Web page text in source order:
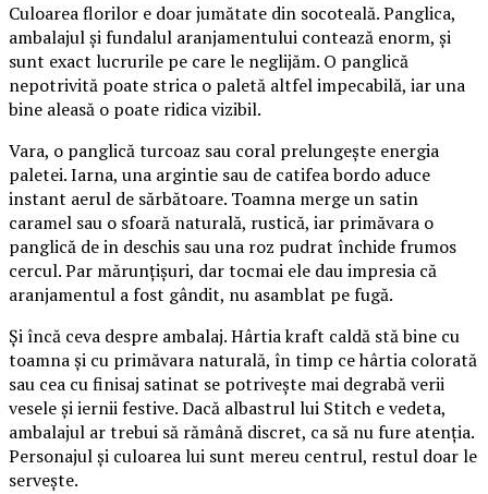
Culoarea florilor e doar jumătate din socoteală. Panglica,
ambalajul și fundalul aranjamentului contează enorm, și
sunt exact lucrurile pe care le neglijăm. O panglică
nepotrivită poate strica o paletă altfel impecabilă, iar una
bine aleasă o poate ridica vizibil.
Vara, o panglică turcoaz sau coral prelungește energia
paletei. Iarna, una argintie sau de catifea bordo aduce
instant aerul de sărbătoare. Toamna merge un satin
caramel sau o sfoară naturală, rustică, iar primăvara o
panglică de in deschis sau una roz pudrat închide frumos
cercul. Par mărunțișuri, dar tocmai ele dau impresia că
aranjamentul a fost gândit, nu asamblat pe fugă.
Și încă ceva despre ambalaj. Hârtia kraft caldă stă bine cu
toamna și cu primăvara naturală, în timp ce hârtia colorată
sau cea cu finisaj satinat se potrivește mai degrabă verii
vesele și iernii festive. Dacă albastrul lui Stitch e vedeta,
ambalajul ar trebui să rămână discret, ca să nu fure atenția.
Personajul și culoarea lui sunt mereu centrul, restul doar le
servește.